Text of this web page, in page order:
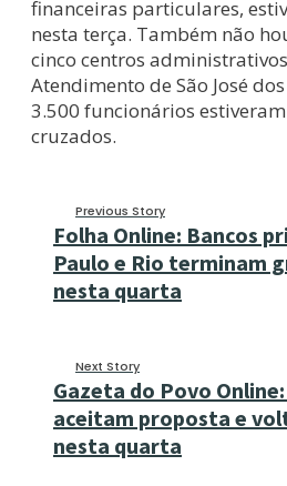
financeiras particulares,
nesta terça. Também não
cinco centros
Atendimento de São José
3.500 funcionários
cruzados.
Previous Story
Folha Online: Bancos
Paulo e Rio terminam
nesta quarta
Next Story
Gazeta do Povo
aceitam proposta e
nesta quarta